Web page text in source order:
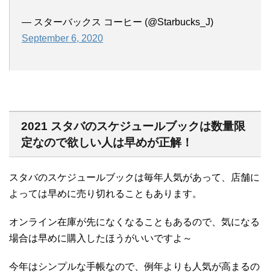
— スターバックス コーヒー (@Starbucks_J)
September 6, 2020
2021 スタバのスケジュールブックは数量限
定なので欲しい人は早めが正解！
スタバのスケジュールブックは毎年人気があって、店舗に
よっては早めに売り切れることもあります。
オンライン在庫が先になくなることもあるので、気になる
場合は早めに購入したほうがいいですよ～
今年はシンプルな手帳なので、例年よりも人気が高まるの